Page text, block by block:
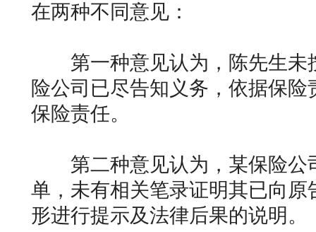
在两种不同意见：
第一种意见认为，陈先生未
险公司已尽告知义务，依据保
保险责任。
第二种意见认为，某保险公
单，未有相关笔录证明其已向原
形进行提示及法律后果的说明